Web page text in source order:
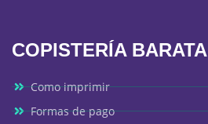
COPISTERÍA BARATA
Como imprimir
Formas de pago